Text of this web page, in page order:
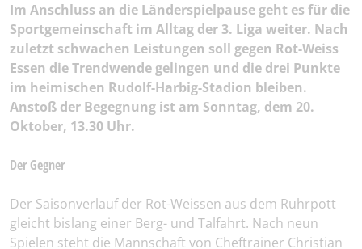
Im Anschluss an die Länderspielpause geht es für die
Sportgemeinschaft im Alltag der 3. Liga weiter. Nach
zuletzt schwachen Leistungen soll gegen Rot-Weiss
Essen die Trendwende gelingen und die drei Punkte
im heimischen Rudolf-Harbig-Stadion bleiben.
Anstoß der Begegnung ist am Sonntag, dem 20.
Oktober, 13.30 Uhr.
Der Gegner
Der Saisonverlauf der Rot-Weissen aus dem Ruhrpott
gleicht bislang einer Berg- und Talfahrt. Nach neun
Spielen steht die Mannschaft von Cheftrainer Christian